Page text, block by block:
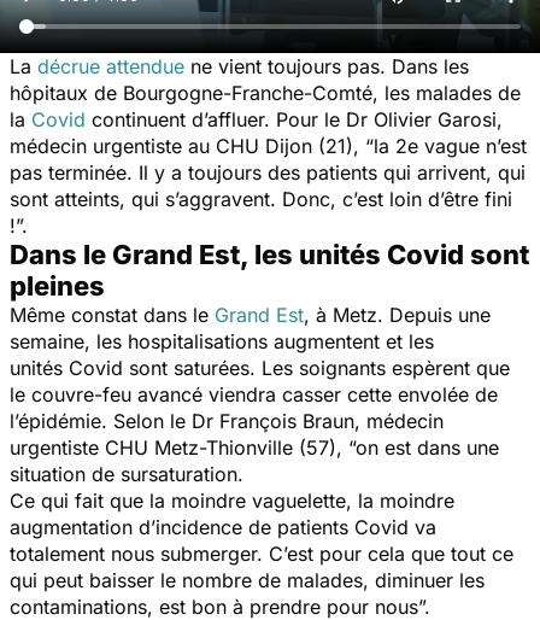
La décrue attendue ne vient toujours pas. Dans les
hôpitaux de Bourgogne-Franche-Comté, les malades de
la Covid continuent d’affluer. Pour le Dr Olivier Garosi,
médecin urgentiste au CHU Dijon (21), “la 2e vague n’est
pas terminée. Il y a toujours des patients qui arrivent, qui
sont atteints, qui s’aggravent. Donc, c’est loin d’être fini
!”.
Dans le Grand Est, les unités Covid sont
pleines
Même constat dans le Grand Est, à Metz. Depuis une
semaine, les hospitalisations augmentent et les
unités Covid sont saturées. Les soignants espèrent que
le couvre-feu avancé viendra casser cette envolée de
l’épidémie. Selon le Dr François Braun, médecin
urgentiste CHU Metz-Thionville (57), “on est dans une
situation de sursaturation.
Ce qui fait que la moindre vaguelette, la moindre
augmentation d’incidence de patients Covid va
totalement nous submerger. C’est pour cela que tout ce
qui peut baisser le nombre de malades, diminuer les
contaminations, est bon à prendre pour nous”.